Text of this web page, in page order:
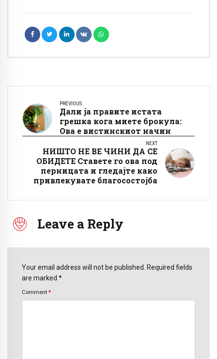
PREVIOUS
Дали ја правите истата
грешка кога миете брокула:
Ова е вистинскиот начин
NEXT
НИШТО НЕ ВЕ ЧИНИ ДА СЕ
ОБИДЕТЕ Ставете го ова под
перницата и гледајте како
привлекувате благосостојба
Leave a Reply
Your email address will not be published. Required fields
are marked *
Comment *